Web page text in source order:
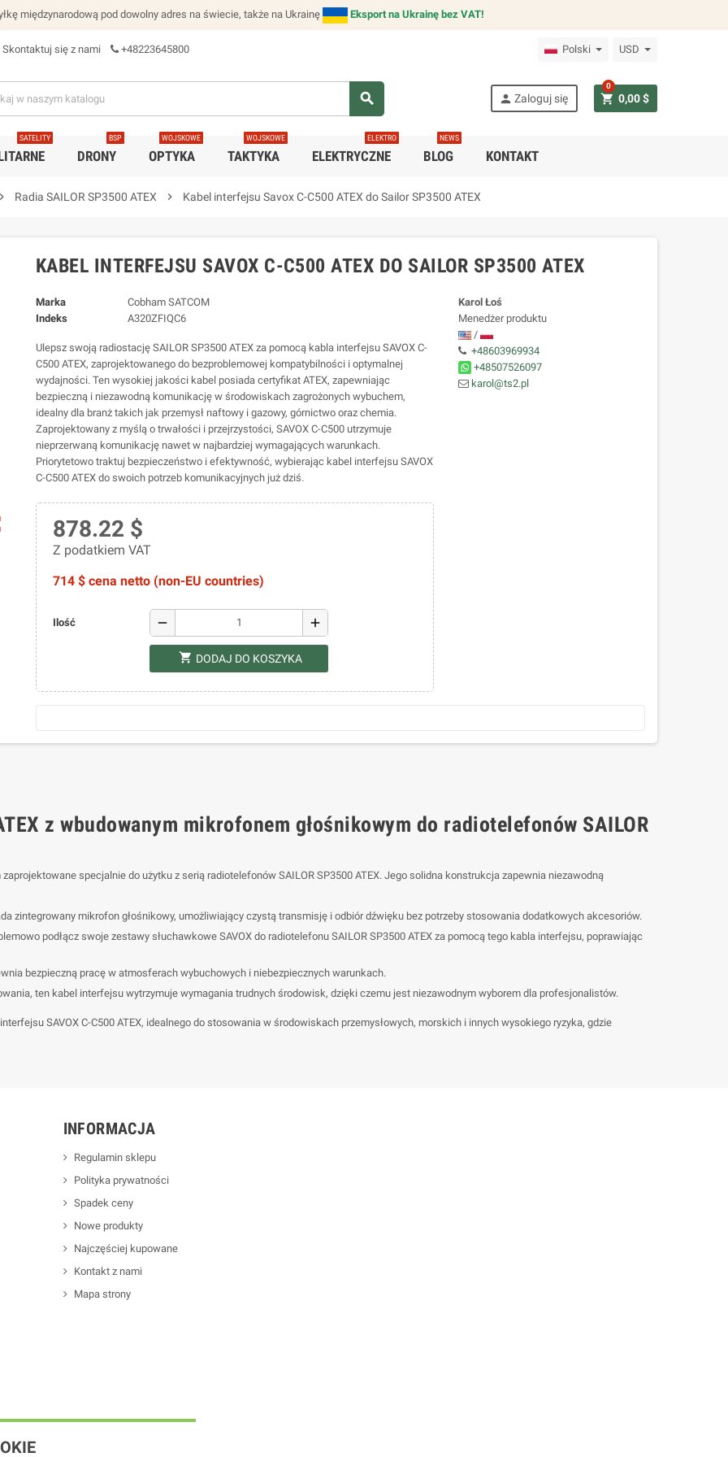
międzynarodową pod dowolny adres na świecie, także na Ukrainę Eksport na Ukrainę bez VAT!
Skontaktuj się z nami +48223645800 Polski USD
search person Zaloguj się shopping_cart 0,00 $
0
SATELITY
DRONY
BSP
OPTYKA
WOJSKOWE
TAKTYKA
WOJSKOWE
ELEKTRYCZNE
ELEKTRO
BLOG
NEWS
KONTAKT
chevron_right Radia SAILOR SP3500 ATEX chevron_right Kabel interfejsu Savox C-C500 ATEX do Sailor SP3500 ATEX
KABEL INTERFEJSU SAVOX C-C500 ATEX DO SAILOR SP3500 ATEX
Marka
Cobham SATCOM
Indeks
A320ZFIQC6
Ulepsz swoją radiostację SAILOR SP3500 ATEX za pomocą kabla interfejsu SAVOX C-
C500 ATEX, zaprojektowanego do bezproblemowej kompatybilności i optymalnej
wydajności. Ten wysokiej jakości kabel posiada certyfikat ATEX, zapewniając
bezpieczną i niezawodną komunikację w środowiskach zagrożonych wybuchem,
idealny dla branż takich jak przemysł naftowy i gazowy, górnictwo oraz chemia.
Zaprojektowany z myślą o trwałości i przejrzystości, SAVOX C-C500 utrzymuje
nieprzerwaną komunikację nawet w najbardziej wymagających warunkach.
Priorytetowo traktuj bezpieczeństwo i efektywność, wybierając kabel interfejsu SAVOX
C-C500 ATEX do swoich potrzeb komunikacyjnych już dziś.
878.22 $
Z podatkiem VAT
714 $ cena netto (non-EU countries)
Ilość remove add
shopping_cart DODAJ DO KOSZYKA
Karol Łoś
Menedżer produktu
/
+48603969934
+48507526097
karol@ts2.pl
z wbudowanym mikrofonem głośnikowym do radiotelefonów SAILOR
specjalnie do użytku z serią radiotelefonów SAILOR SP3500 ATEX. Jego solidna konstrukcja zapewnia niezawodną
zintegrowany mikrofon głośnikowy, umożliwiający czystą transmisję i odbiór dźwięku bez potrzeby stosowania dodatkowych akcesoriów.
podłącz swoje zestawy słuchawkowe SAVOX do radiotelefonu SAILOR SP3500 ATEX za pomocą tego kabla interfejsu, poprawiając
bezpieczną pracę w atmosferach wybuchowych i niebezpiecznych warunkach.
ten kabel interfejsu wytrzymuje wymagania trudnych środowisk, dzięki czemu jest niezawodnym wyborem dla profesjonalistów.
SAVOX C-C500 ATEX, idealnego do stosowania w środowiskach przemysłowych, morskich i innych wysokiego ryzyka, gdzie
INFORMACJA
Regulamin sklepu
Polityka prywatności
Spadek ceny
Nowe produkty
Najczęściej kupowane
Kontakt z nami
Mapa strony